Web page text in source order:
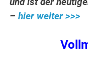
–hier weiter >>>